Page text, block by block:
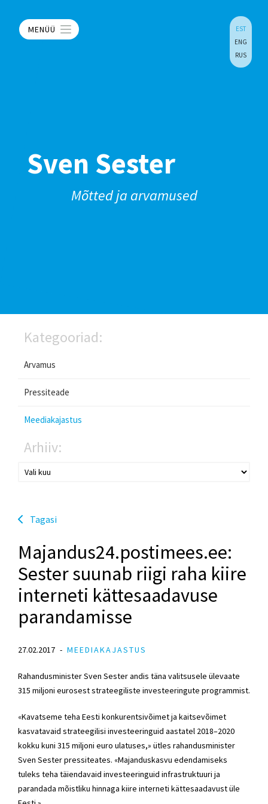
MENÜÜ
EST
ENG
RUS
Sven Sester
Mõtted ja arvamused
Kategooriad:
Arvamus
Pressiteade
Meediakajastus
Arhiiv:
Tagasi
Majandus24.postimees.ee:
Sester suunab riigi raha kiire
interneti kättesaadavuse
parandamisse
27.02.2017 MEEDIAKAJASTUS
Rahandusminister Sven Sester andis täna valitsusele ülevaate
315 miljoni eurosest strateegiliste investeeringute programmist.
«Kavatseme teha Eesti konkurentsivõimet ja kaitsevõimet
kasvatavaid strateegilisi investeeringuid aastatel 2018–2020
kokku kuni 315 miljoni euro ulatuses,» ütles rahandusminister
Sven Sester pressiteates. «Majanduskasvu edendamiseks
tuleks teha täiendavaid investeeringuid infrastruktuuri ja
parandada mõistliku hinnaga kiire interneti kättesaadavust üle